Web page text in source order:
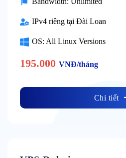
IPv4 riêng tại Đài Loan
OS: All Linux Versions
195.000 VNĐ/tháng
Chi tiết